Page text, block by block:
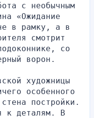
с необычным
«Ожидание
в рамку, а в
смотрит
со
ворон.
художницы
особенного
постройки.
к деталям. В